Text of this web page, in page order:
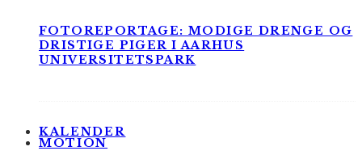
FOTOREPORTAGE: MODIGE DRENGE OG
DRISTIGE PIGER I AARHUS
UNIVERSITETSPARK
KALENDER
MOTION